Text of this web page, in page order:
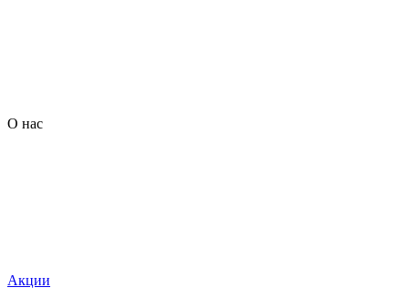
О нас
Акции